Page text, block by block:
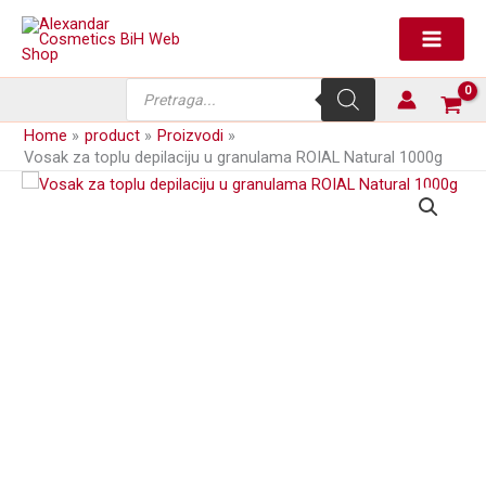
Skip
content
search
Home product
Proizvodi
Vosak za toplu depilaciju u granulama ROIAL Natural 1000g
depilaciju
granulama
1000g
količina